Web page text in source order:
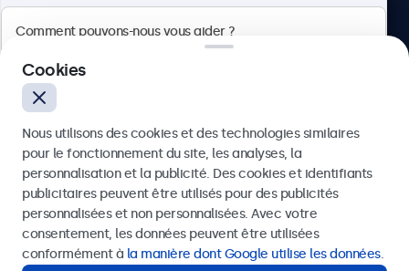
4.8/5 noté par 5000+ entreprises
Français
Envoyer
Ou appelez-nous au01 79 97 48 02
Cookies
Nous utilisons des cookies et des technologies similaires
pour le fonctionnement du site, les analyses, la
personnalisation et la publicité. Des cookies et identifiants
publicitaires peuvent être utilisés pour des publicités
personnalisées et non personnalisées. Avec votre
consentement, les données peuvent être utilisées
conformément à la manière dont Google utilise les données.